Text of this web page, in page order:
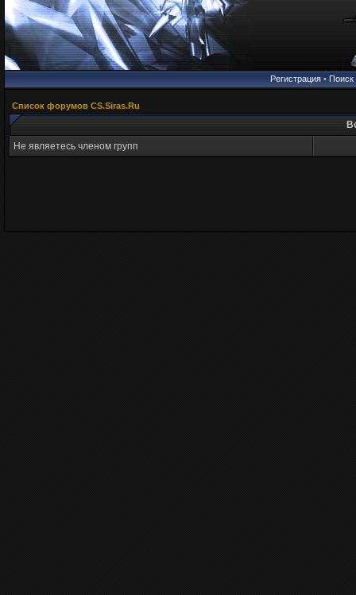
Регистрация• Поиск
Список форумов CS.Siras.Ru
Не являетесь членом групп